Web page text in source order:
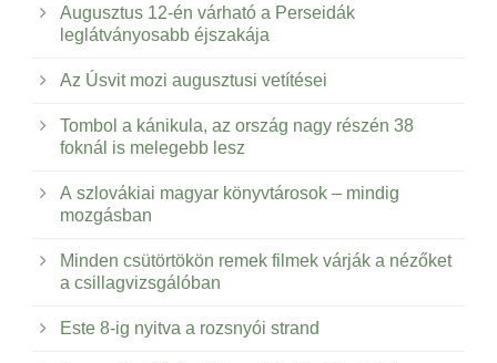
Augusztus 12-én várható a Perseidák
leglátványosabb éjszakája
Az Úsvit mozi augusztusi vetítései
Tombol a kánikula, az ország nagy részén 38
foknál is melegebb lesz
A szlovákiai magyar könyvtárosok – mindig
mozgásban
Minden csütörtökön remek filmek várják a nézőket
a csillagvizsgálóban
Este 8-ig nyitva a rozsnyói strand